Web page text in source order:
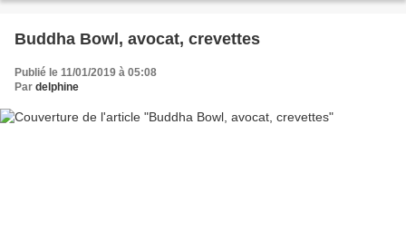
Buddha Bowl, avocat, crevettes
Publié le 11/01/2019 à 05:08
Par delphine